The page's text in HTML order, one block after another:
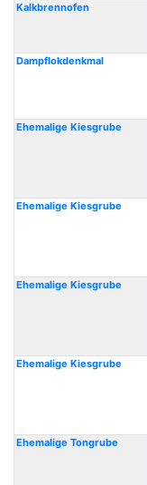
Kalkbrennofen
Dampflokdenkmal
Ehemalige Kiesgrube
Ehemalige Kiesgrube
Ehemalige Kiesgrube
Ehemalige Kiesgrube
Ehemalige Tongrube